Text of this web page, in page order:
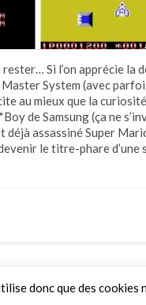
Si l’on apprécie la
System (avec
au mieux que la
de Samsung (ça ne
déjà assassiné Super
le titre-phare d’une
donc que des